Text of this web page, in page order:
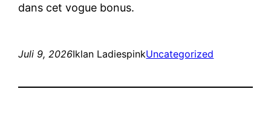
dans cet vogue bonus.
Juli 9, 2026Iklan LadiespinkUncategorized